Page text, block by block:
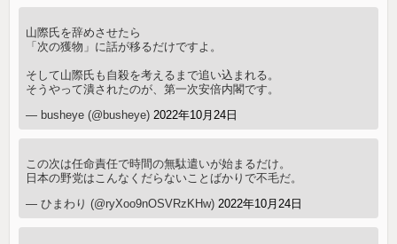
山際氏を辞めさせたら
「次の獲物」に話が移るだけですよ。
そして山際氏も自殺を考えるまで追い込まれる。
そうやって潰されたのが、第一次安倍内閣です。
— busheye (@busheye) 2022年10月24日
この次は任命責任で時間の無駄遣いが始まるだけ。
日本の野党はこんなくだらないことばかりで不毛だ。
— ひまわり (@ryXoo9nOSVRzKHw) 2022年10月24日